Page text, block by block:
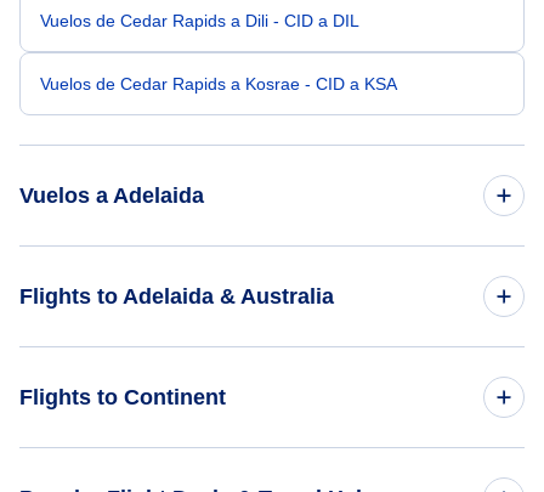
Vuelos de Cedar Rapids a Dili - CID a DIL
Vuelos de Cedar Rapids a Kosrae - CID a KSA
Vuelos a Adelaida
Vuelos de Chadron a Adelaida - CDR a ADL
Flights to Adelaida & Australia
Flights to Continent